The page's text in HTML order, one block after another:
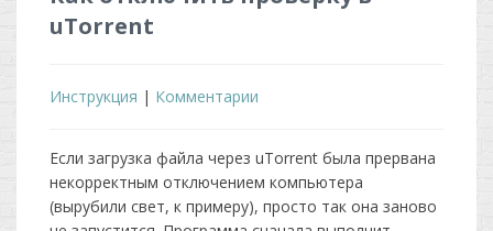
uTorrent
Инструкция | Комментарии
Если загрузка файла через uTorrent была прервана
некорректным отключением компьютера
(вырубили свет, к примеру), просто так она заново